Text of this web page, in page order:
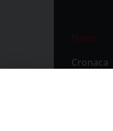
News
Cronaca
Primo